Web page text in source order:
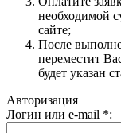
необходимой
сайте;
После
переместит
будет указан
Авторизация
Логин или e-mail *: